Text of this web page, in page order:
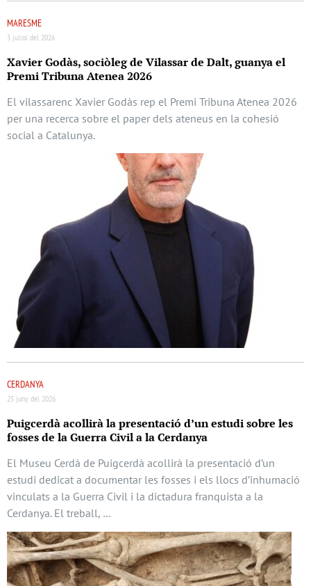
MARESME
3 juliol del 2026
Xavier Godàs, sociòleg de Vilassar de Dalt, guanya el
Premi Tribuna Atenea 2026
El vilassarenc Xavier Godàs rep el Premi Tribuna Atenea 2026
per una recerca sobre el paper dels ateneus en la cohesió
social a Catalunya.
CERDANYA
25 juny del 2026
Puigcerdà acollirà la presentació d’un estudi sobre les
fosses de la Guerra Civil a la Cerdanya
El Museu Cerdà de Puigcerdà acollirà la presentació d’un
estudi dedicat a documentar les fosses i els llocs d’inhumació
vinculats a la Guerra Civil i la dictadura franquista a la
Cerdanya. El treball, …